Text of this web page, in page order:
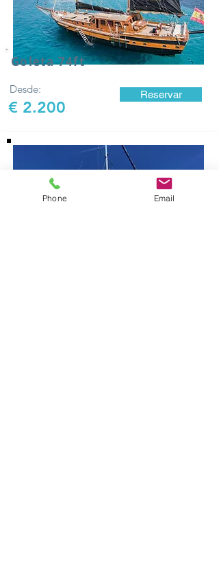
Goleta 74ft
Desde:
€ 2.200
Reservar
Phone Email